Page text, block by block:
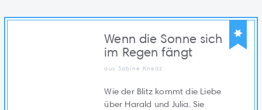
Wenn die Sonne sich
im Regen fängt
aus Sabine Kneitz
Wie der Blitz kommt die Liebe
über Harald und Julia. Sie